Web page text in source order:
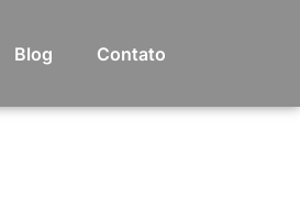
Blog Contato